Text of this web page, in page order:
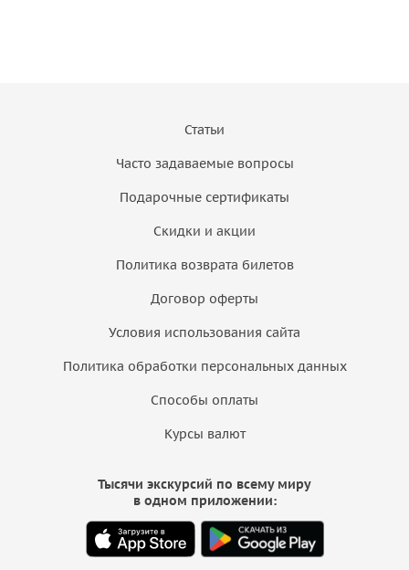
Статьи
Часто задаваемые вопросы
Подарочные сертификаты
Скидки и акции
Политика возврата билетов
Договор оферты
Условия использования сайта
Политика обработки персональных данных
Способы оплаты
Курсы валют
Тысячи экскурсий по всему миру
в одном приложении: